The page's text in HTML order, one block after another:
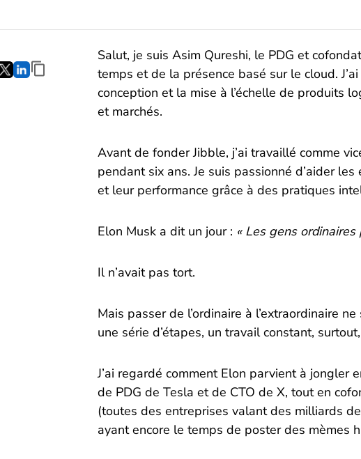
Salut, je suis Asim Qureshi, le PDG et
temps et de la présence basé sur le cloud.
conception et la mise à l’échelle de produits
et marchés.
Avant de fonder Jibble, j’ai travaillé comme
pendant six ans. Je suis passionné d’aider
et leur performance grâce à des pratiques
Elon Musk a dit un jour : « Les gens ordinaires
Il n’avait pas tort.
Mais passer de l’ordinaire à l’extraordinaire
une série d’étapes, un travail constant,
J’ai regardé comment Elon parvient à jongler
de PDG de Tesla et de CTO de X, tout en
(toutes des entreprises valant des milliards
ayant encore le temps de poster des mèmes